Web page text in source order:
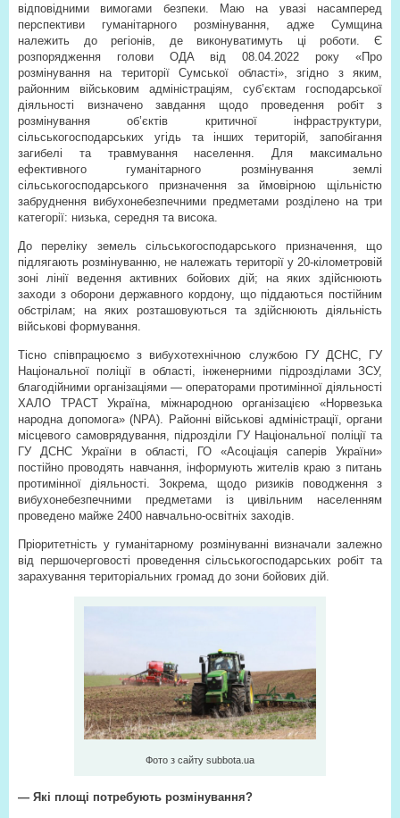
відповідними вимогами безпеки. Маю на увазі насамперед
перспективи гуманітарного розмінування, адже Сумщина
належить до регіонів, де виконуватимуть ці роботи. Є
розпорядження голови ОДА від 08.04.2022 року «Про
розмінування на території Сумської області», згідно з яким,
районним військовим адміністраціям, суб’єктам господарської
діяльності визначено завдання щодо проведення робіт з
розмінування об’єктів критичної інфраструктури,
сільськогосподарських угідь та інших територій, запобігання
загибелі та травмування населення. Для максимально
ефективного гуманітарного розмінування землі
сільськогосподарського призначення за ймовірною щільністю
забруднення вибухонебезпечними предметами розділено на три
категорії: низька, середня та висока.
До переліку земель сільськогосподарського призначення, що
підлягають розмінуванню, не належать території у 20-кілометровій
зоні лінії ведення активних бойових дій; на яких здійснюють
заходи з оборони державного кордону, що піддаються постійним
обстрілам; на яких розташовуються та здійснюють діяльність
військові формування.
Тісно співпрацюємо з вибухотехнічною службою ГУ ДСНС, ГУ
Національної поліції в області, інженерними підрозділами ЗСУ,
благодійними організаціями — операторами протимінної діяльності
ХАЛО ТРАСТ Україна, міжнародною організацією «Норвезька
народна допомога» (NPA). Районні військові адміністрації, органи
місцевого самоврядування, підрозділи ГУ Національної поліції та
ГУ ДСНС України в області, ГО «Асоціація саперів України»
постійно проводять навчання, інформують жителів краю з питань
протимінної діяльності. Зокрема, щодо ризиків поводження з
вибухонебезпечними предметами із цивільним населенням
проведено майже 2400 навчально-освітніх заходів.
Пріоритетність у гуманітарному розмінуванні визначали залежно
від першочерговості проведення сільськогосподарських робіт та
зарахування територіальних громад до зони бойових дій.
Фото з сайту subbota.ua
— Які площі потребують розмінування?